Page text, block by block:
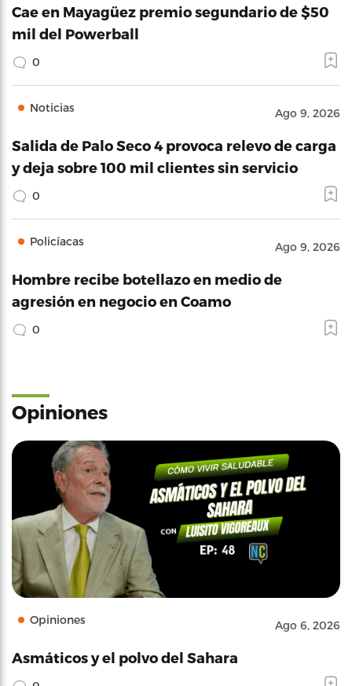
Cae en Mayagüez premio segundario de $50
mil del Powerball
0
Noticias Ago 9, 2026
Salida de Palo Seco 4 provoca relevo de carga
y deja sobre 100 mil clientes sin servicio
0
Policíacas Ago 9, 2026
Hombre recibe botellazo en medio de
agresión en negocio en Coamo
0
Opiniones
Opiniones Ago 6, 2026
Asmáticos y el polvo del Sahara